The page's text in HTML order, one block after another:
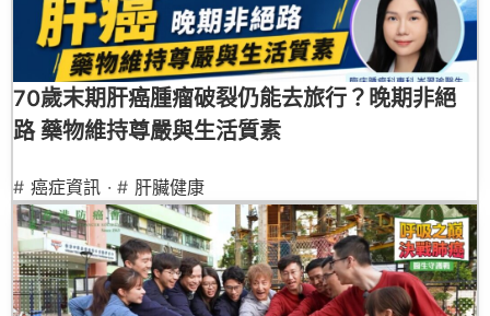
70歲末期肝癌腫瘤破裂仍能去旅行？晚期非絕
路 藥物維持尊嚴與生活質素
# 癌症資訊 · # 肝臟健康